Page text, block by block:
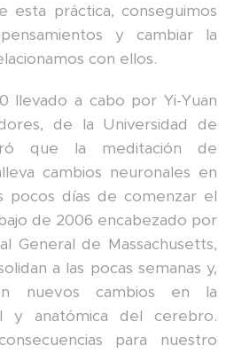
esta práctica, conseguimos
y cambiar la
con ellos.
llevado a cabo por Yi-Yuan
de la Universidad de
que la meditación de
cambios neuronales en
pocos días de comenzar el
de 2006 encabezado por
General de Massachusetts,
a las pocas semanas y,
nuevos cambios en la
y anatómica del cerebro.
para nuestro